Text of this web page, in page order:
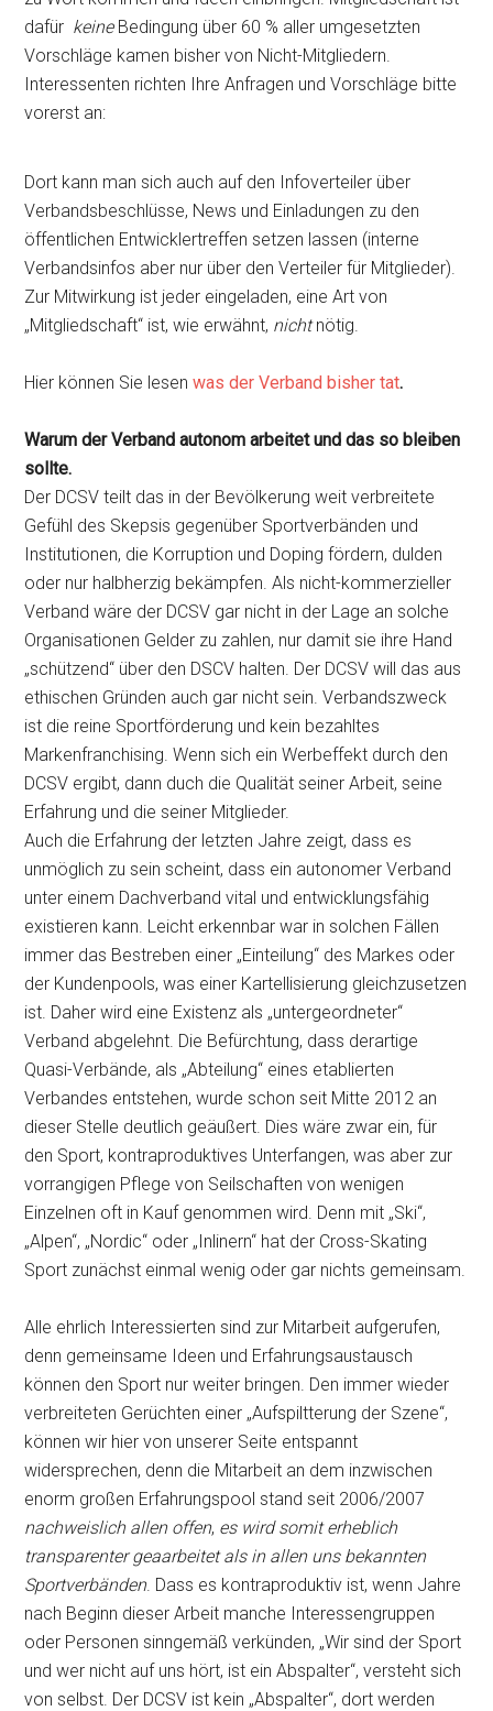
dafür keineBedingung über 60 % aller umgesetzten
Vorschläge kamen bisher von Nicht-Mitgliedern.
Interessenten richten Ihre Anfragen und Vorschläge bitte
vorerst an:
Dort kann man sich auch auf den Infoverteiler über
Verbandsbeschlüsse, News und Einladungen zu den
öffentlichen Entwicklertreffen setzen lassen (interne
Verbandsinfos aber nur über den Verteiler für Mitglieder).
Zur Mitwirkung ist jeder eingeladen, eine Art von
„Mitgliedschaft“ ist, wie erwähnt, nichtnötig.
Hier können Sie lesenwas der Verband bisher tat.
Warum der Verband autonom arbeitet und das so bleiben
sollte.
Der DCSV teilt das in der Bevölkerung weit verbreitete
Gefühl des Skepsis gegenüber Sportverbänden und
Institutionen, die Korruption und Doping fördern, dulden
oder nur halbherzig bekämpfen. Als nicht-kommerzieller
Verband wäre der DCSV gar nicht in der Lage an solche
Organisationen Gelder zu zahlen, nur damit sie ihre Hand
„schützend“ über den DSCV halten. Der DCSV will das aus
ethischen Gründen auch gar nicht sein. Verbandszweck
ist die reine Sportförderung und kein bezahltes
Markenfranchising. Wenn sich ein Werbeffekt durch den
DCSV ergibt, dann duch die Qualität seiner Arbeit, seine
Erfahrung und die seiner Mitglieder.
Auch die Erfahrung der letzten Jahre zeigt, dass es
unmöglich zu sein scheint, dass ein autonomer Verband
unter einem Dachverband vital und entwicklungsfähig
existieren kann. Leicht erkennbar war in solchen Fällen
immer das Bestreben einer „Einteilung“ des Markes oder
der Kundenpools, was einer Kartellisierung gleichzusetzen
ist. Daher wird eine Existenz als „untergeordneter“
Verband abgelehnt. Die Befürchtung, dass derartige
Quasi-Verbände, als „Abteilung“ eines etablierten
Verbandes entstehen, wurde schon seit Mitte 2012 an
dieser Stelle deutlich geäußert. Dies wäre zwar ein, für
den Sport, kontraproduktives Unterfangen, was aber zur
vorrangigen Pflege von Seilschaften von wenigen
Einzelnen oft in Kauf genommen wird. Denn mit „Ski“,
„Alpen“, „Nordic“ oder „Inlinern“ hat der Cross-Skating
Sport zunächst einmal wenig oder gar nichts gemeinsam.
Alle ehrlich Interessierten sind zur Mitarbeit aufgerufen,
denn gemeinsame Ideen und Erfahrungsaustausch
können den Sport nur weiter bringen. Den immer wieder
verbreiteten Gerüchten einer „Aufspiltterung der Szene“,
können wir hier von unserer Seite entspannt
widersprechen, denn die Mitarbeit an dem inzwischen
enorm großen Erfahrungspool stand seit 2006/2007
nachweislich allen offen, es wird somit erheblich
transparenter geaarbeitet als in allen uns bekannten
Sportverbänden. Dass es kontraproduktiv ist, wenn Jahre
nach Beginn dieser Arbeit manche Interessengruppen
oder Personen sinngemäß verkünden, „Wir sind der Sport
und wer nicht auf uns hört, ist ein Abspalter“, versteht sich
von selbst. Der DCSV ist kein „Abspalter“, dort werden